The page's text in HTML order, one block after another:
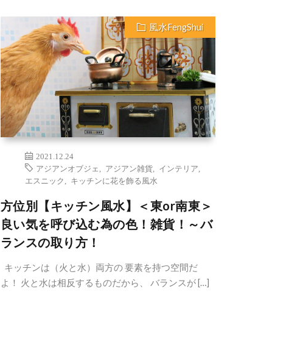
風水FengShui
2021.12.24
アジアンオブジェ
アジアン雑貨, インテリア
エスニック
キッチンに花を飾る風水
方位別【キッチン風水】＜東or南東＞
良い気を呼び込む為の色！雑貨！～バ
ランスの取り方！
キッチンは（火と水）両方の 要素を持つ空間だ
よ！ 火と水は相反するものだから、 バランスが […]